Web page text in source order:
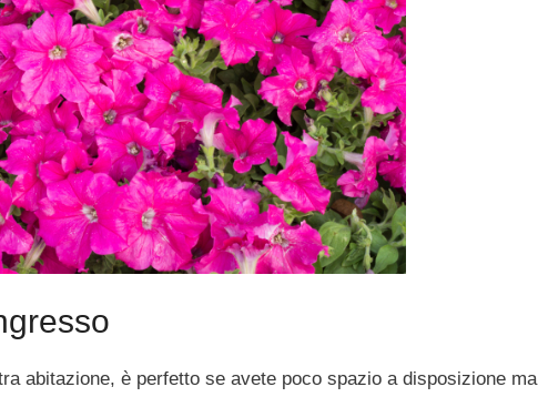
abitazione, è perfetto se avete poco spazio a disposizione ma